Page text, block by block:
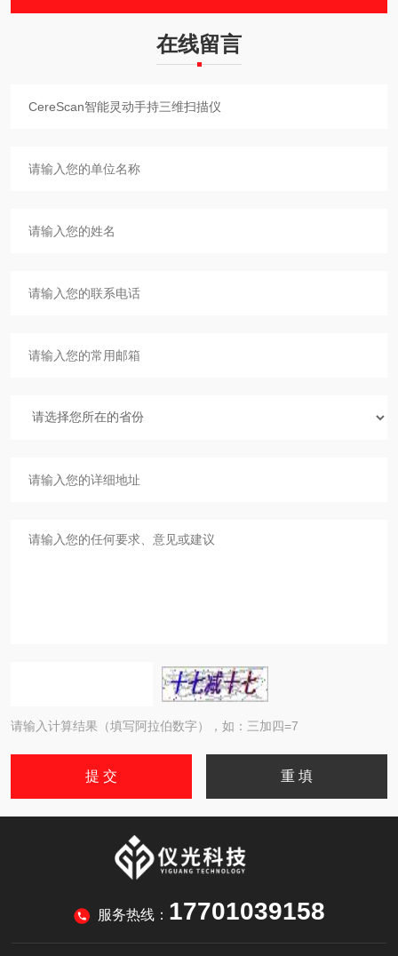
在线留言
请输入计算结果（填写阿拉伯数字），如：三加四=7
服务热线： 17701039158